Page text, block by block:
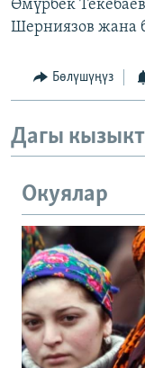
Өмүрбек
Шерниязов жана
Бөлүшүңүз
Дагы
Окуялар